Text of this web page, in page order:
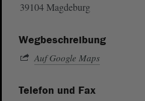
39104 Magdeburg
Wegbeschreibung
Auf Google Maps
Telefon und Fax